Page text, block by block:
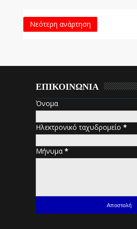
Νεότερη ανάρτηση
ΕΠΙΚΟΙΝΩΝΙΑ
Όνομα
Ηλεκτρονικό ταχυδρομείο *
Μήνυμα *